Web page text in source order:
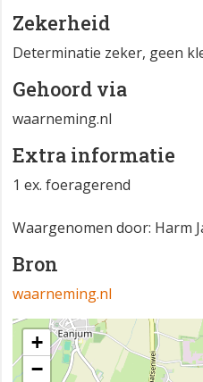
Zekerheid
Determinatie zeker, geen
Gehoord via
waarneming.nl
Extra informatie
1 ex. foeragerend
Waargenomen door: Harm
Bron
waarneming.nl
+
−